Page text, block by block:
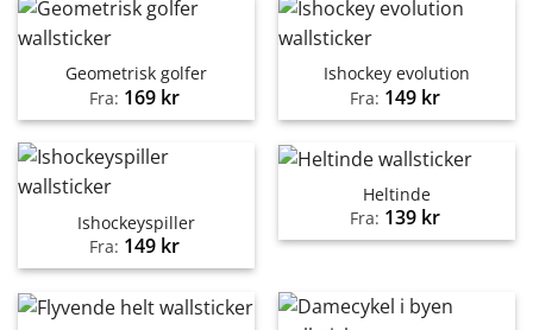
Geometrisk golfer
Fra: 169 kr
Ishockey evolution
Fra: 149 kr
Ishockeyspiller
Fra: 149 kr
Heltinde
Fra: 139 kr